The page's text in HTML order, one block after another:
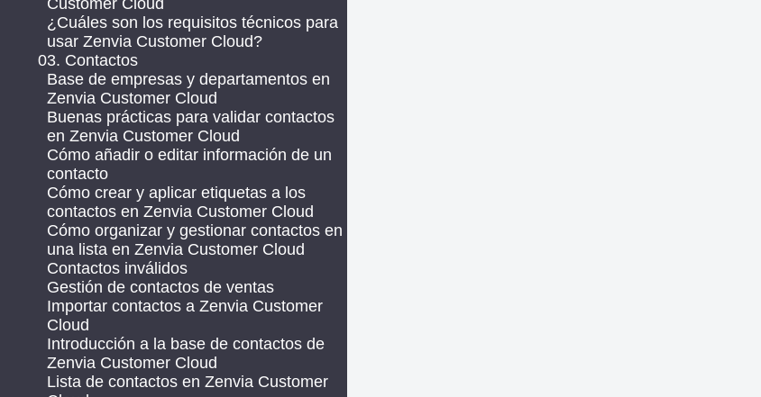
Customer Cloud
¿Cuáles son los requisitos técnicos para
usar Zenvia Customer Cloud?
03. Contactos
Base de empresas y departamentos en
Zenvia Customer Cloud
Buenas prácticas para validar contactos
en Zenvia Customer Cloud
Cómo añadir o editar información de un
contacto
Cómo crear y aplicar etiquetas a los
contactos en Zenvia Customer Cloud
Cómo organizar y gestionar contactos en
una lista en Zenvia Customer Cloud
Contactos inválidos
Gestión de contactos de ventas
Importar contactos a Zenvia Customer
Cloud
Introducción a la base de contactos de
Zenvia Customer Cloud
Lista de contactos en Zenvia Customer